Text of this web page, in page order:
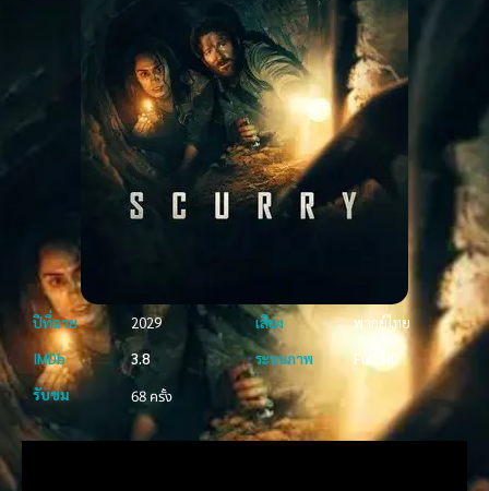
ปีที่ฉาย 2029 เสียง
พากย์ไทย
IMDb
3.8 ระบบภาพ
Full HD
รับชม
68 ครั้ง